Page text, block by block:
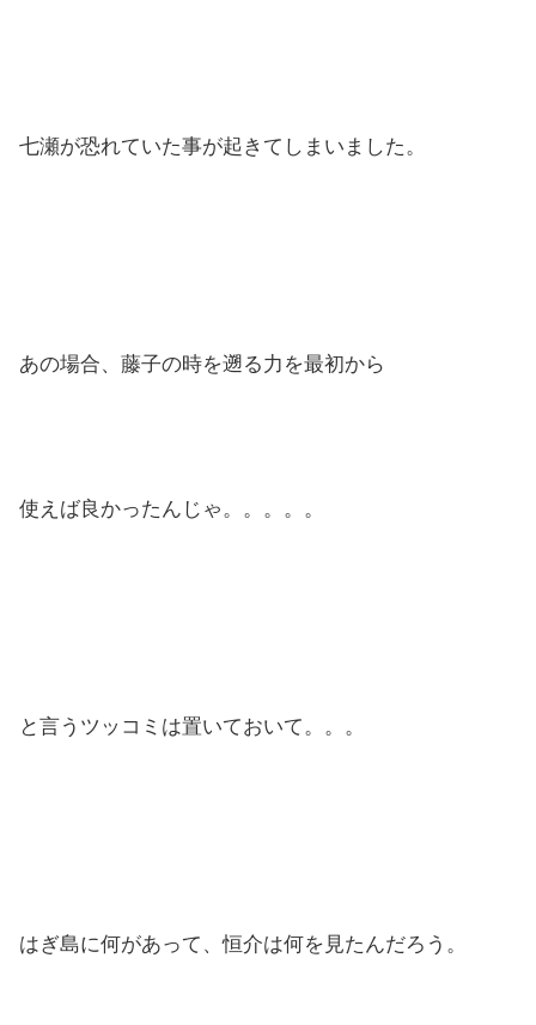
七瀬が恐れていた事が起きてしまいました。
あの場合、藤子の時を遡る力を最初から
使えば良かったんじゃ。。。。。
と言うツッコミは置いておいて。。。
はぎ島に何があって、恒介は何を見たんだろう。